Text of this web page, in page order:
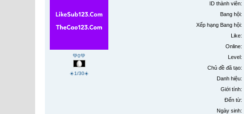
💚0💚
☀️1/30☀️
ID thành viên:
Bang hội:
Xếp hạng Bang hội:
Like:
Online:
Level:
Chủ đề đã tạo:
Danh hiệu:
Giới tính:
Đến từ:
Ngày sinh: